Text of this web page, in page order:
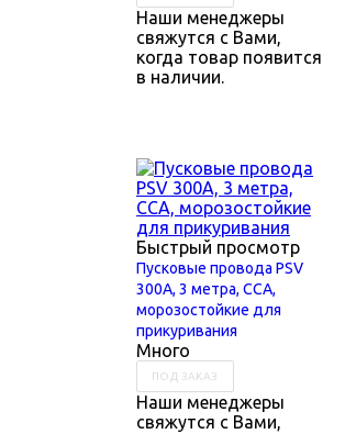
Наши менеджеры
свяжутся с Вами,
когда товар появится
в наличии.
Быстрый просмотр
Пусковые провода PSV
300А, 3 метра, ССА,
морозостойкие для
прикуривания
Много
ПОД ЗАКАЗ
Наши менеджеры
свяжутся с Вами,